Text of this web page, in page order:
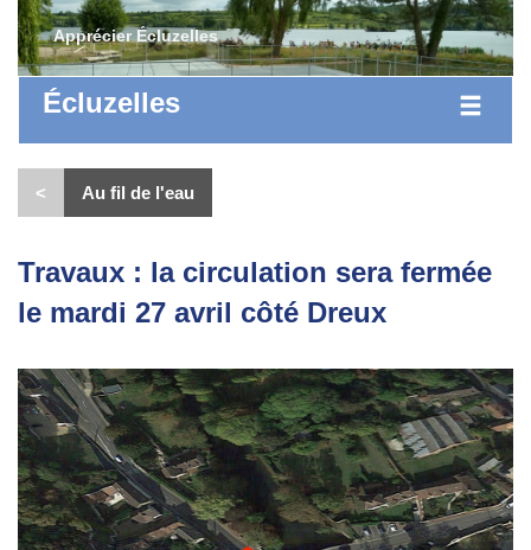
Apprécier Écluzelles
Écluzelles
< Au fil de l'eau
Travaux : la circulation sera fermée
le mardi 27 avril côté Dreux